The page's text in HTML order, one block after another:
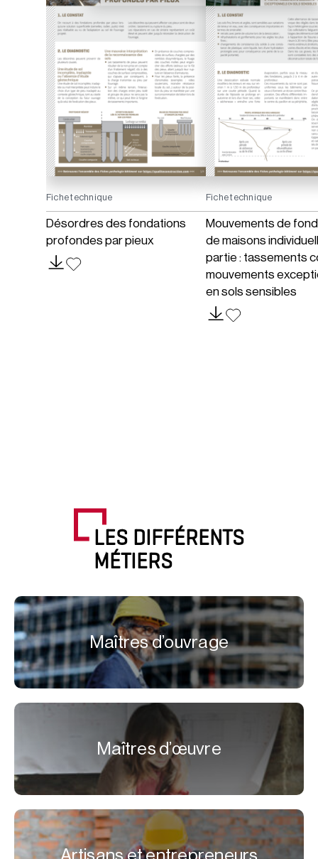
Fiche technique
Désordres des fondations
profondes par pieux
Fiche technique
Mouvements de
de maisons
partie : tassements
mouvements
en sols sensibles
LES DIFFÉRENTS
MÉTIERS
Maîtres d’ouvrage
Maîtres d’œuvre
Artisans et entrepreneurs